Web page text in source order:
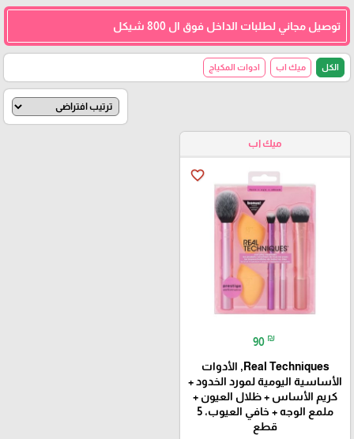
توصيل مجاني لطلبات الداخل فوق ال 800 شيكل
الكل ميك اب ادوات المكياج
ميك اب
favorite_border
90 ₪
Real Techniques, الأدوات
الأساسية اليومية لمورد الخدود +
كريم الأساس + ظلال العيون +
ملمع الوجه + خافي العيوب، 5
قطع